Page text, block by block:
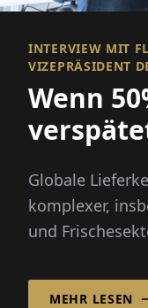
INTERVIEW MIT
VIZEPRÄSIDENT
Wenn
Globale
komplexer,
und
entscheidend
MEHR LESEN